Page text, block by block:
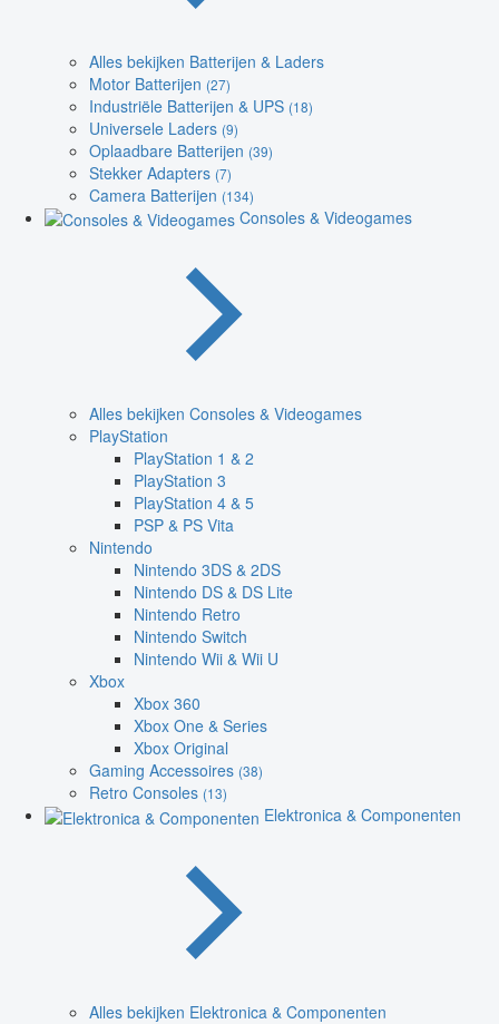
Alles bekijken Batterijen & Laders
Motor Batterijen (27)
Industriële Batterijen & UPS (18)
Universele Laders (9)
Oplaadbare Batterijen (39)
Stekker Adapters (7)
Camera Batterijen (134)
Consoles & Videogames
Alles bekijken Consoles & Videogames
PlayStation
PlayStation 1 & 2
PlayStation 3
PlayStation 4 & 5
PSP & PS Vita
Nintendo
Nintendo 3DS & 2DS
Nintendo DS & DS Lite
Nintendo Retro
Nintendo Switch
Nintendo Wii & Wii U
Xbox
Xbox 360
Xbox One & Series
Xbox Original
Gaming Accessoires (38)
Retro Consoles (13)
Elektronica & Componenten
Alles bekijken Elektronica & Componenten